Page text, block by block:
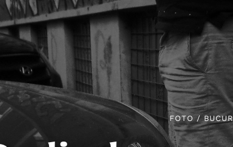
FOTO /